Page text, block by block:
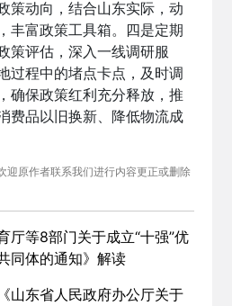
策动向，结合山东实际，动
丰富政策工具箱。四是定期
策评估，深入一线调研服
过程中的堵点卡点，及时调
确保政策红利充分释放，推
费品以旧换新、降低物流成
迎原作者联系我们进行内容更正或删除
厅等8部门关于成立“十强”优
同体的通知》解读
山东省人民政府办公厅关于